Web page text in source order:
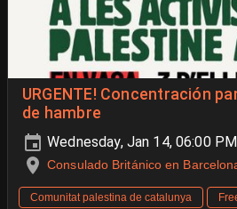
URGENTE! Concentración
de hambre
Wednesday, Jan 14, 06:00 PM
Consulado Británico en
Comunitat palestina de catalunya